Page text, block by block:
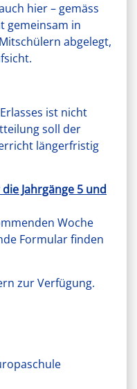
hier – gemäss
gemeinsam in
abgelegt,
ist nicht
soll der
längerfristig
Jahrgänge 5 und
Woche
Formular finden
zur Verfügung.